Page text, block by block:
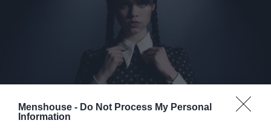
Menshouse - Do Not Process My Personal
Information